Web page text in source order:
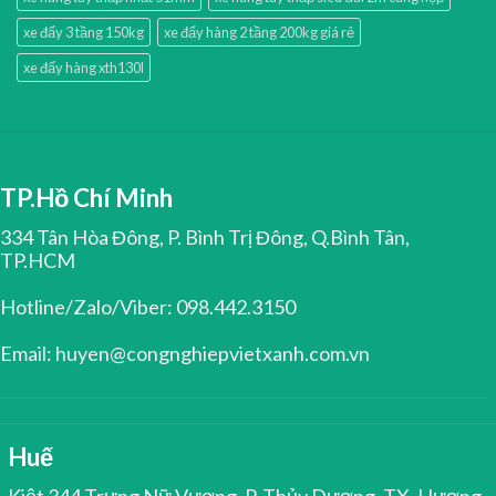
xe đẩy 3 tầng 150kg
xe đẩy hàng 2 tầng 200kg giá rẻ
xe đẩy hàng xth130l
TP.Hồ Chí Minh
334 Tân Hòa Đông, P. Bình Trị Đông, Q.Bình Tân,
TP.HCM
Hotline/Zalo/Viber: 098.442.3150
Email: huyen@congnghiepvietxanh.com.vn
Huế